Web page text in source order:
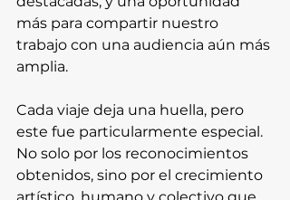
más para compartir nuestro
trabajo con una audiencia aún más
amplia.
Cada viaje deja una huella, pero
este fue particularmente especial.
No solo por los reconocimientos
obtenidos, sino por el crecimiento